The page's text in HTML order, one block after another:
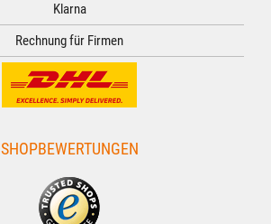
Klarna
Rechnung für Firmen
SHOPBEWERTUNGEN